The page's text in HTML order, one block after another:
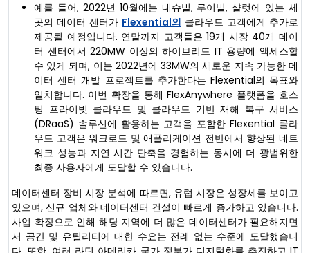
예를 들어, 2022년 10월에는 내슈빌, 루이빌, 샬럿에 있는 세
곳의 데이터 센터가 Flexential의 클라우드 고객에게 추가로
제공될 예정입니다. 연말까지 고객들은 19개 시장 40개 데이
터 센터에서 220MW 이상의 하이브리드 IT 용량에 액세스할
수 있게 되며, 이는 2022년에 33MW의 새로운 지속 가능한 데
이터 센터 개발 프로젝트를 추가한다는 Flexential의 목표와
일치합니다. 이번 확장을 통해 FlexAnywhere 플랫폼을 호스
팅 프라이빗 클라우드 및 클라우드 기반 재해 복구 서비스
(DRaaS) 솔루션에 활용하는 고객을 포함한 Flexential 클라
우드 고객은 워크로드 및 애플리케이션 전반에서 향상된 네트
워크 성능과 지연 시간 단축을 경험하는 동시에 더 광범위한
최종 사용자에게 도달할 수 있습니다.
데이터센터 장비 시장 분석에 따르면, 유럽 시장은 성장세를 보이고
있으며, 신규 업체와 데이터센터 건설이 빠르게 증가하고 있습니다.
사업 확장으로 인해 해당 지역에 더 많은 데이터센터가 필요해지면
서 공간 및 유틸리티에 대한 수요는 전례 없는 수준에 도달했습니